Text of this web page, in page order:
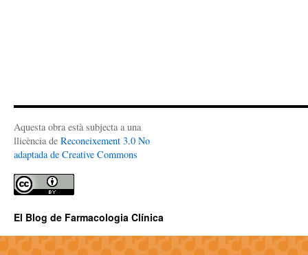
Aquesta obra està subjecta a una
llicència de Reconeixement 3.0 No
adaptada de Creative Commons
El Blog de Farmacologia Clínica